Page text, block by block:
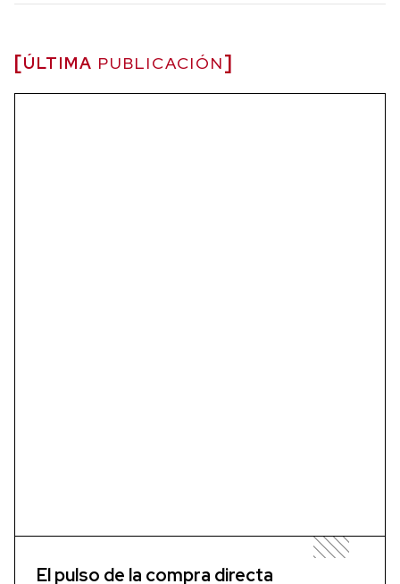
ÚLTIMA PUBLICACIÓN
El pulso de la compra directa